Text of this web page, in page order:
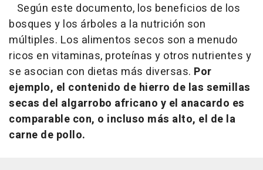
Según este documento, los beneficios de los
bosques y los árboles a la nutrición son
múltiples. Los alimentos secos son a menudo
ricos en vitaminas, proteínas y otros nutrientes y
se asocian con dietas más diversas. Por
ejemplo, el contenido de hierro de las semillas
secas del algarrobo africano y el anacardo es
comparable con, o incluso más alto, el de la
carne de pollo.